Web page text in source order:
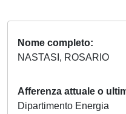
Nome completo
NASTASI, ROSARIO
Afferenza attuale o
Dipartimento Energia